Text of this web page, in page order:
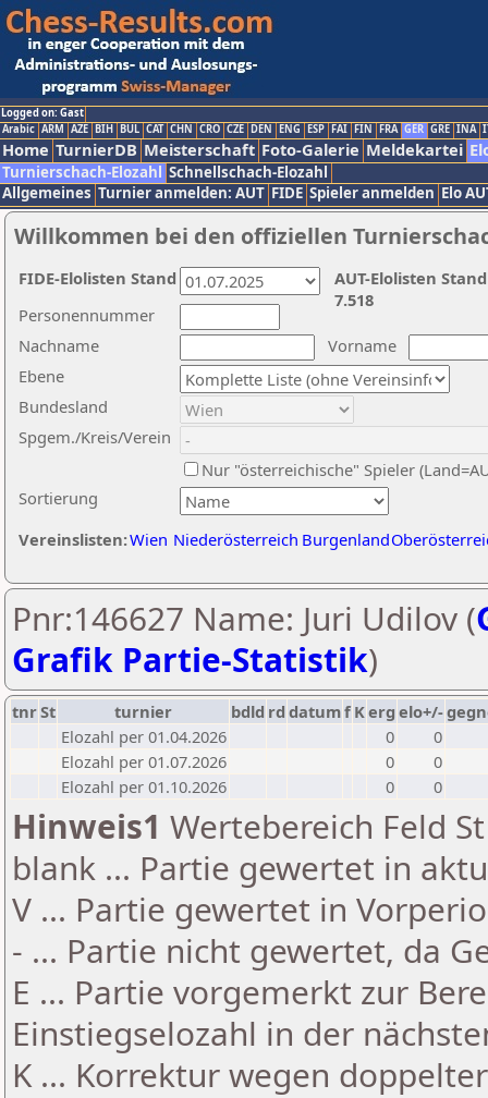
Logged on: Gast
Arabic ARM AZE BIH BUL CAT CHN CRO CZE DEN ENG ESP FAI FIN FRA GER GRE INA
Home TurnierDB Meisterschaft Foto-Galerie Meldekartei
Turnierschach-Elozahl Schnellschach-Elozahl
Allgemeines Turnier anmelden: AUT FIDE Spieler anmelden Elo
Willkommen bei den offiziellen
Nachname
Vorname
Ebene
Sortierung
Personennummer
Bundesland
Spgem./Kreis/Verein
Nur "österreichische" Spieler
Vereinslisten:Wien Niederösterreich Burgenland
AUT-Elolisten
7.518
FIDE-Elolisten Stand
Pnr:146627 Name: Juri Udilov (
Grafik Partie-Statistik)
tnrSt turnier bdld rd datumf Kerg elo+/-
Elozahl per 01.04.2026
0
0
Elozahl per 01.07.2026
0
0
Elozahl per 01.10.2026
0 0
Hinweis1 Wertebereich Feld
blank ... Partie gewertet in
V ... Partie gewertet in
- ... Partie nicht gewertet, da
E ... Partie vorgemerkt zur
Einstiegselozahl in der
K ... Korrektur wegen